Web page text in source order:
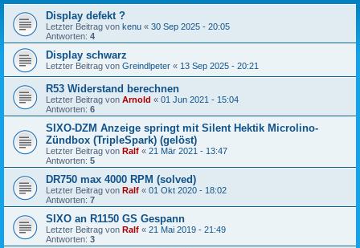
Display defekt ?
Letzter Beitrag von kenu « 30 Sep 2025 - 20:05
Antworten: 4
Display schwarz
Letzter Beitrag von Greindlpeter « 13 Sep 2025 - 20:21
R53 Widerstand berechnen
Letzter Beitrag von Arnold « 01 Jun 2021 - 15:04
Antworten: 6
SIXO-DZM Anzeige springt mit Silent Hektik Microlino-
Zündbox (TripleSpark) (gelöst)
Letzter Beitrag von Ralf « 21 Mär 2021 - 13:47
Antworten: 5
DR750 max 4000 RPM (solved)
Letzter Beitrag von Ralf « 01 Okt 2020 - 18:02
Antworten: 7
SIXO an R1150 GS Gespann
Letzter Beitrag von Ralf « 21 Mai 2019 - 21:49
Antworten: 3